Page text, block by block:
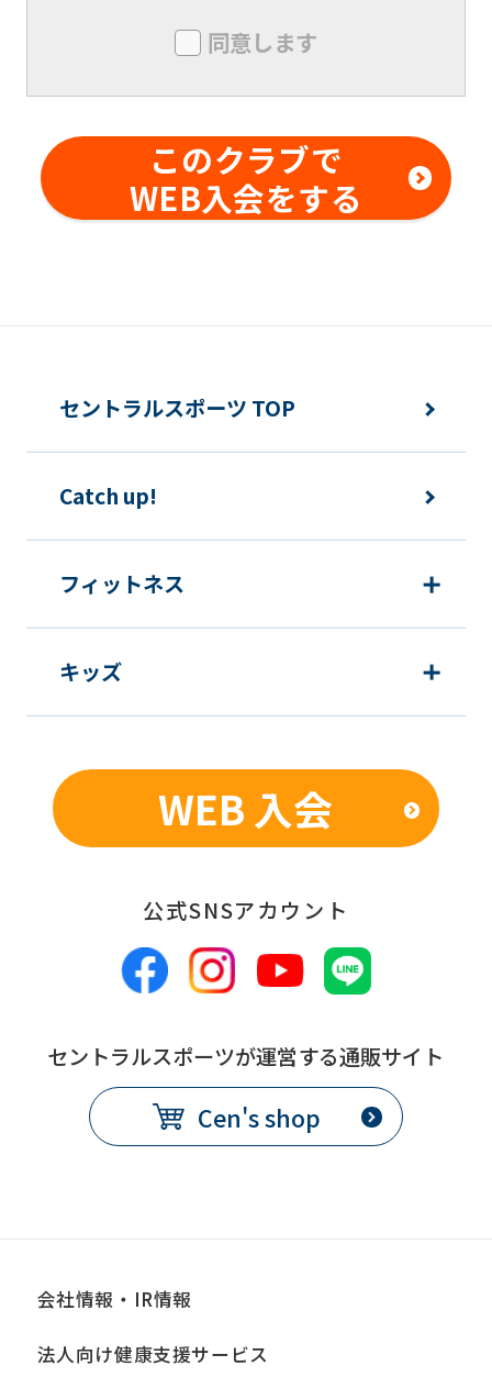
メンバーは、本クラブにおいて、技量
ブの事前の書面による承諾なしに、対
価を得て他の利用者に対する指導行為
を行ってはならないものとします。メ
メンバーは、住所または連絡先等に変更
各種届出制度について
提
限
効
翌月1日から
別途、休会費をクラブで定め
る
出
各月10日
日
翌月1日から
考
別途、手数料が必要
同意します
このクラブで
WEB入会をする
セントラルスポーツ TOP
Catch up!
フィットネス
キッズ
WEB 入会
公式SNSアカウント
セントラルスポーツが運営する通販サイト
Cen's shop
会社情報・IR情報
法人向け健康支援サービス